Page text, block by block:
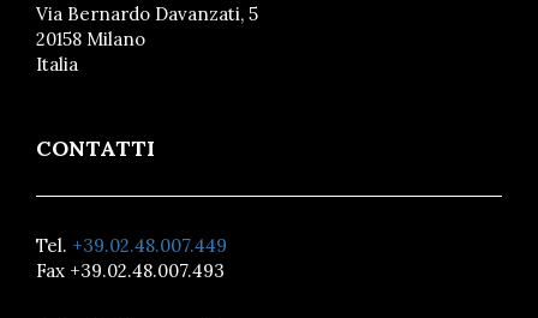
Via Bernardo Davanzati, 5
20158 Milano
Italia
CONTATTI
Tel. +39.02.48.007.449
Fax +39.02.48.007.493